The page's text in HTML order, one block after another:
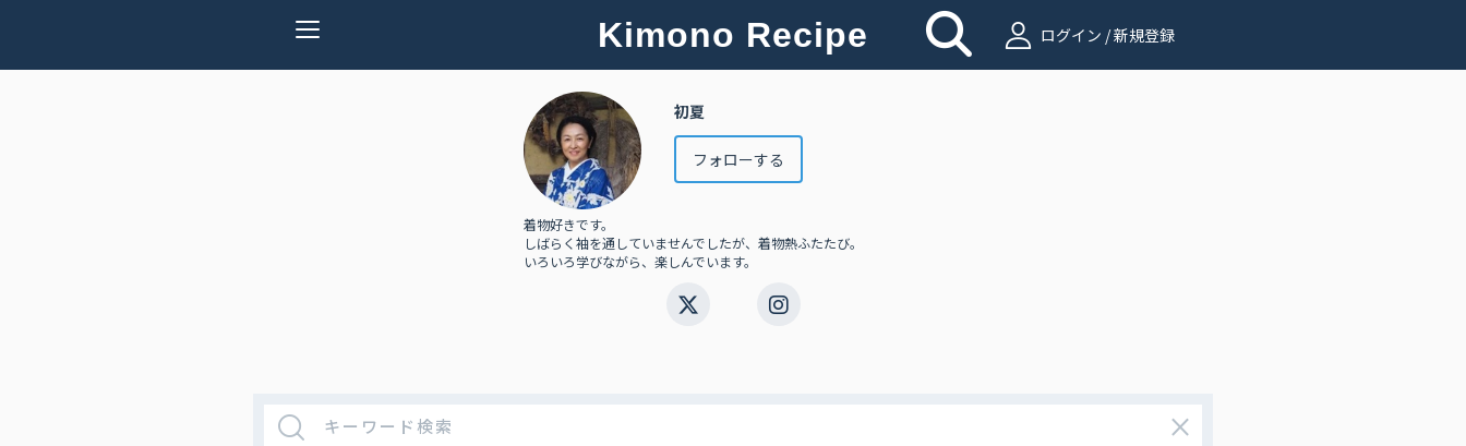
Kimono Recipe ログイン / 新規登録
初夏
フォローする
着物好きです。
しばらく袖を通していませんでしたが、着物熱ふたたび。
いろいろ学びながら、楽しんでいます。
×